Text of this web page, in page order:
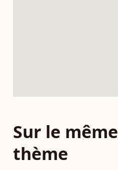
Sur le même
thème